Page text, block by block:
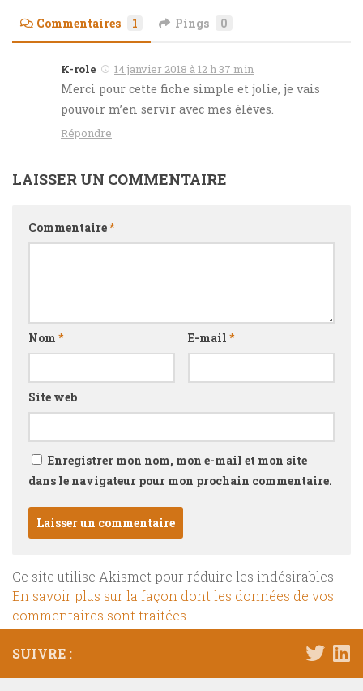
Commentaires 1 Pings 0
K-role 14 janvier 2018 à 12 h 37 min
Merci pour cette fiche simple et jolie, je vais
pouvoir m’en servir avec mes élèves.
Répondre
LAISSER UN COMMENTAIRE
Commentaire*
Nom * E-mail *
Site web
Enregistrer mon nom, mon e-mail et mon site
dans le navigateur pour mon prochain commentaire.
Ce site utilise Akismet pour réduire les indésirables.
En savoir plus sur la façon dont les données de vos
commentaires sont traitées
SUIVRE :